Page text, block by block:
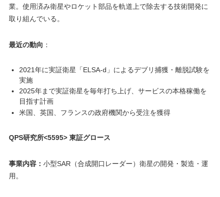
業。使用済み衛星やロケット部品を軌道上で除去する技術開発に
取り組んでいる。
最近の動向 ：
2021年に実証衛星「ELSA-d」によるデブリ捕獲・離脱試験を
実施
2025年まで実証衛星を毎年打ち上げ、サービスの本格稼働を
目指す計画
米国、英国、フランスの政府機関から受注を獲得
QPS研究所<5595> 東証グロース
事業内容：小型SAR（合成開口レーダー）衛星の開発・製造・運
用。